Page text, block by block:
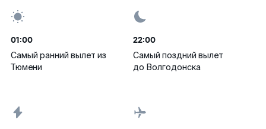
01:00
Самый ранний вылет из
Тюмени
22:00
Самый поздний вылет
до Волгодонска